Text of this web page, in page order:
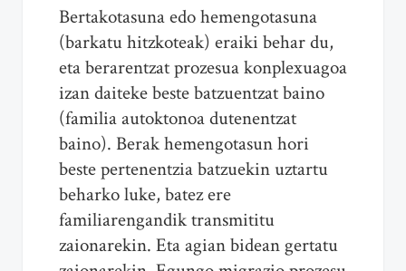
Bertakotasuna edo hemengotasuna
(barkatu hitzkoteak) eraiki behar du,
eta berarentzat prozesua konplexuagoa
izan daiteke beste batzuentzat baino
(familia autoktonoa dutenentzat
baino). Berak hemengotasun hori
beste pertenentzia batzuekin uztartu
beharko luke, batez ere
familiarengandik transmititu
zaionarekin. Eta agian bidean gertatu